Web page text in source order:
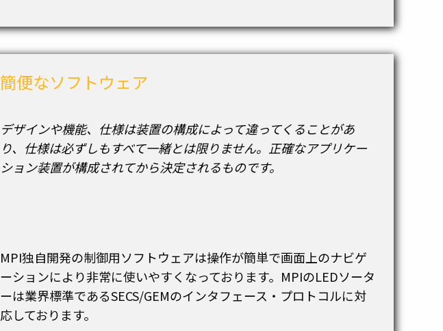
簡便なソフトウェア
デザインや機能、仕様は装置の構成によって違ってくることがあ
り、仕様は必ずしもすべて一緒とは限りません。正確なアプリケー
ション装置が構成されてから決定されるものです。
MPI独自開発の制御用ソフトウェアは操作が簡単で画面上のナビゲ
ーションにより非常に使いやすくなっております。MPIのLEDソータ
ーは業界標準であるSECS/GEMのインタフェース・プロトコルに対
応しております。